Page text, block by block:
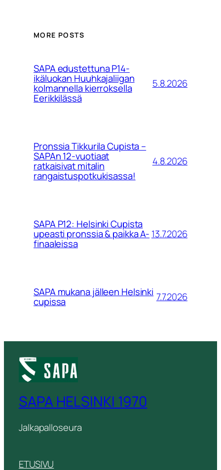
MORE POSTS
SAPA edustettuna P14-
ikäluokan Huuhkajaliigan
kolmannella kierroksella
Eerikkilässä
5.8.2026
Pronssia Tikkurila Cupista –
SAPAn 12-vuotiaat
ratkaisivat mitalin
rangaistuspotkukisassa!
4.8.2026
SAPA P12: Helsinki Cupista
upeasti pronssia & paikka A-
finaaleissa
13.7.2026
SAPA mukana jälleen Helsinki
cupissa 7.7.2026
SAPA HELSINKI 1970
Jalkapalloseura
ETUSIVU